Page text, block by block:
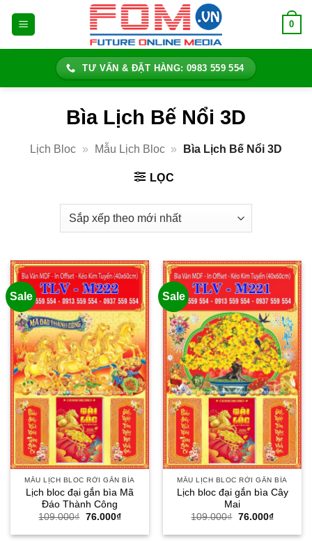
0
TƯ VẤN & ĐẶT HÀNG: 0983 559 554
Bìa Lịch Bế Nổi 3D
Lịch Bloc » Mẫu Lịch Bloc » Bìa Lịch Bế Nổi 3D
LỌC
Sale
MẪU LỊCH BLOC RỜI GẮN BÌA
Lịch bloc đại gắn bìa Mã
Đáo Thành Công
109.000₫ Giá
là:
76.000₫Giá
tại
Sale
MẪU LỊCH BLOC RỜI GẮN BÌA
Lịch bloc đại gắn bìa Cây
Mai
109.000₫ Giá
là:
76.000₫Giá
tại